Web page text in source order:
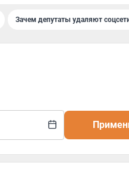
Зачем депутаты удаляют